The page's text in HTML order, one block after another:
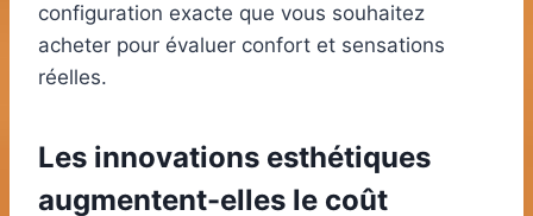
configuration exacte que vous souhaitez
acheter pour évaluer confort et sensations
réelles.
Les innovations esthétiques
augmentent-elles le coût